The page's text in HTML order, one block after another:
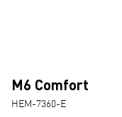
M6 Comfort
HEM-7360-E